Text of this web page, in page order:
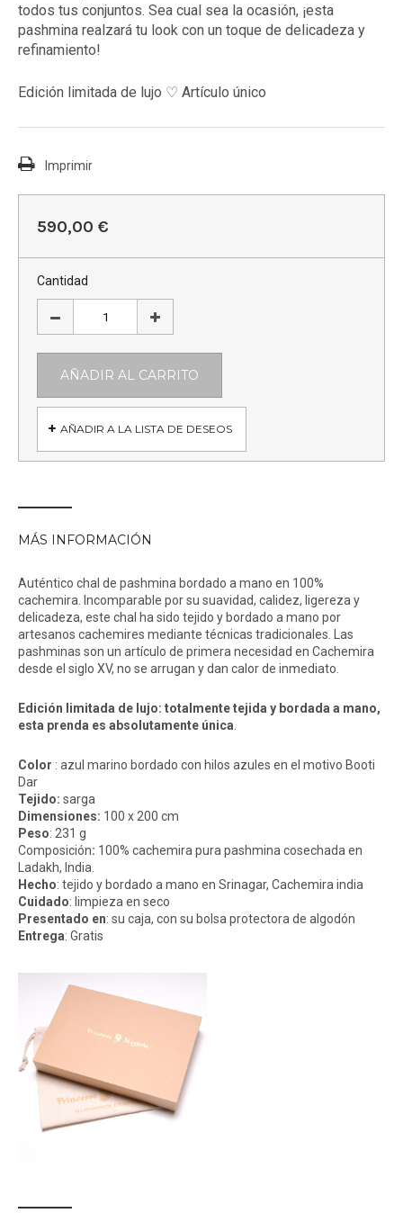
todos tus conjuntos. Sea cual sea la ocasión, ¡esta
pashmina realzará tu look con un toque de delicadeza y
refinamiento!
Edición limitada de lujo ♡ Artículo único
Imprimir
590,00 €
Cantidad
AÑADIR AL CARRITO
AÑADIR A LA LISTA DE DESEOS
MÁS INFORMACIÓN
Auténtico chal de pashmina bordado a mano en 100%
cachemira. Incomparable por su suavidad, calidez, ligereza y
delicadeza, este chal ha sido tejido y bordado a mano por
artesanos cachemires mediante técnicas tradicionales. Las
pashminas son un artículo de primera necesidad en Cachemira
desde el siglo XV, no se arrugan y dan calor de inmediato.
Edición limitada de lujo: totalmente tejida y bordada a mano,
esta prenda es absolutamente única
Color : azul marino bordado con hilos azules en el motivo Booti
Dar
Tejido: sarga
Dimensiones: 100 x 200 cm
Peso: 231 g
Composición: 100% cachemira pura pashmina cosechada en
Ladakh, India.
Hecho: tejido y bordado a mano en Srinagar, Cachemira india
Cuidado: limpieza en seco
Presentado en: su caja, con su bolsa protectora de algodón
Entrega: Gratis